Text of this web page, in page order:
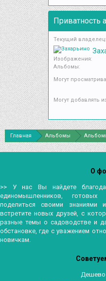
Приватность
Текущий владелец:
Изображения:
Альбомы:
Могут
Могут добавлять
Главная Альбомы
О
>> У нас Вы найдете
единомышленников, готовых
поделиться своими
встретите новых друзей, с
разные темы о садоводстве и
обстановке, где с уважением
новичкам.
Дешево